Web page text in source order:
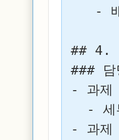
## 4.
### 담
- 과
- 과